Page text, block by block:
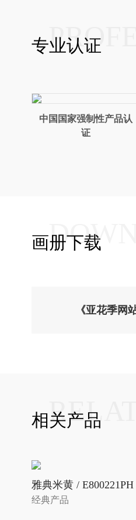
专业认证
中国国家强制性产品认
证
画册下载
《亚花季网
相关产品
雅典米黄 / E800221PH
经典产品